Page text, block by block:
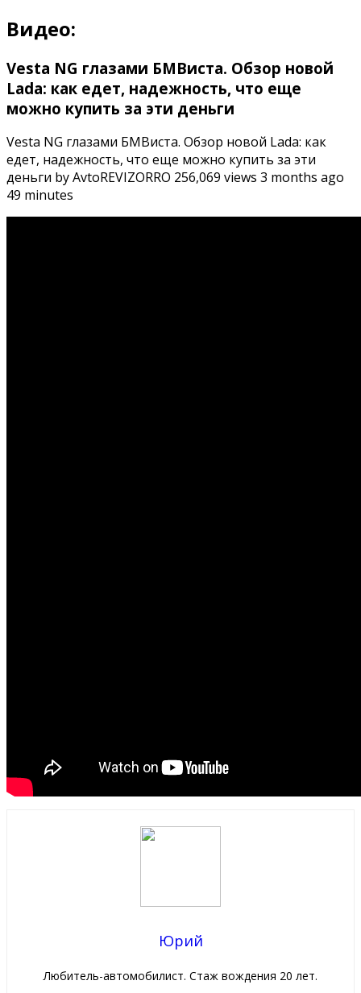
Видео:
Vesta NG глазами БМВиста. Обзор новой
Lada: как едет, надежность, что еще
можно купить за эти деньги
Vesta NG глазами БМВиста. Обзор новой Lada: как
едет, надежность, что еще можно купить за эти
деньги by AvtoREVIZORRO 256,069 views 3 months ago
49 minutes
Юрий
Любитель-автомобилист. Стаж вождения 20 лет.